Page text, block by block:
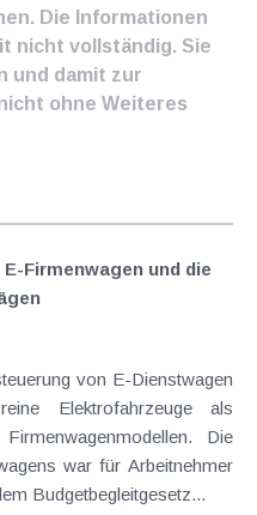
Die Informationen
nicht vollständig. Sie
und damit zur
ohne Weiteres
Firmenwagen und die
von E-Dienstwagen
Elektrofahrzeuge als
Die
war für Arbeitnehmer
Budgetbegleitgesetz...